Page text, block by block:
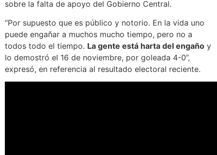
sobre la falta de apoyo del Gobierno Central.
“Por supuesto que es público y notorio. En la vida uno
puede engañar a muchos mucho tiempo, pero no a
todos todo el tiempo. La gente está harta del engaño y
lo demostró el 16 de noviembre, por goleada 4-0”,
expresó, en referencia al resultado electoral reciente.